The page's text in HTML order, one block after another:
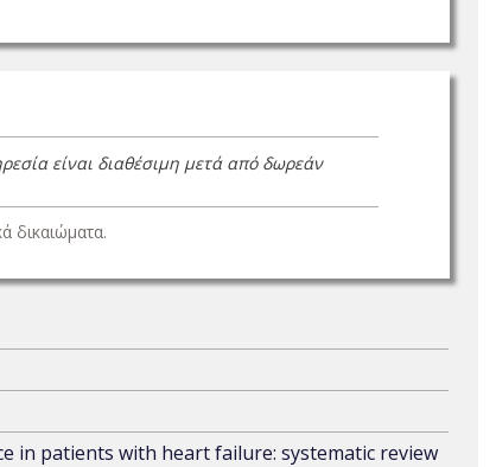
είναι διαθέσιμη μετά από δωρεάν
δικαιώματα.
in patients with heart failure: systematic review